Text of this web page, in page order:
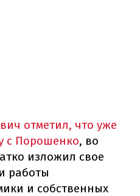
отметил, что уже
с Порошенко, во
изложил свое
работы
и собственных